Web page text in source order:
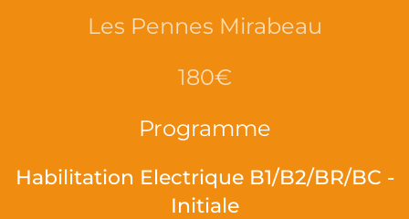
Les Pennes Mirabeau
180€
Programme
Habilitation Electrique B1/B2/BR/BC -
Initiale